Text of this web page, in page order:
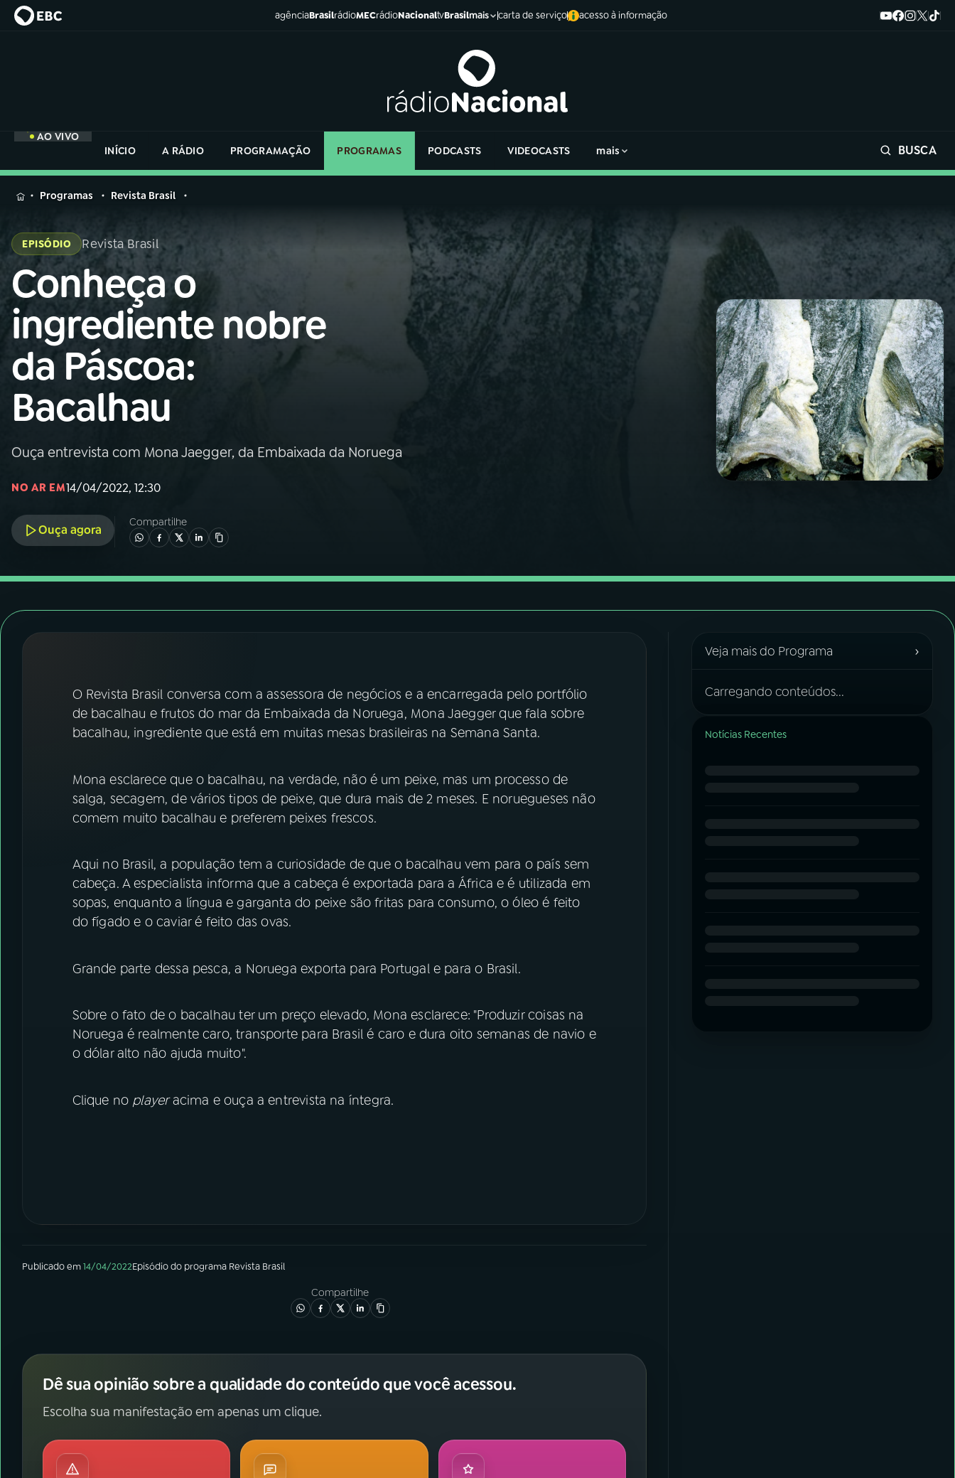
agênciaBrasilrádioMECrádioNacionaltvBrasilmais carta de serviço acesso à informação
AO VIVO
INÍCIO
A RÁDIO PROGRAMAÇÃO PROGRAMAS PODCASTS VIDEOCASTS mais BUSCA
MENU
Buscar
na
Rádio
Nacional
AO VIVO
01 INÍCIO
02 A RÁDIO
03PROGRAMAÇÃO
05PODCASTS
FESTIVAL DE MÚSICA
ACOMPANHE A RÁDIO NACIONAL
Instagram X
na
Rádio
Nacional
Programas Revista Brasil
EPISÓDIO Revista Brasil
Conheça o
ingrediente nobre
da Páscoa:
Bacalhau
Ouça entrevista com Mona Jaegger, da Embaixada da Noruega
NO AR EM14/04/2022, 12:30
Ouça agora
Compartilhe
O Revista Brasil conversa com a assessora de negócios e a encarregada pelo portfólio
de bacalhau e frutos do mar da Embaixada da Noruega, Mona Jaegger que fala sobre
bacalhau, ingrediente que está em muitas mesas brasileiras na Semana Santa.
Mona esclarece que o bacalhau, na verdade, não é um peixe, mas um processo de
salga, secagem, de vários tipos de peixe, que dura mais de 2 meses. E noruegueses não
comem muito bacalhau e preferem peixes frescos.
Aqui no Brasil, a população tem a curiosidade de que o bacalhau vem para o país sem
cabeça. A especialista informa que a cabeça é exportada para a África e é utilizada em
sopas, enquanto a língua e garganta do peixe são fritas para consumo, o óleo é feito
do fígado e o caviar é feito das ovas.
Grande parte dessa pesca, a Noruega exporta para Portugal e para o Brasil.
Sobre o fato de o bacalhau ter um preço elevado, Mona esclarece: "Produzir coisas na
Noruega é realmente caro, transporte para Brasil é caro e dura oito semanas de navio e
o dólar alto não ajuda muito".
Clique no playeracima e ouça a entrevista na íntegra.
Publicado em14/04/2022Episódiodo programa Revista Brasil
Compartilhe
Dê sua opinião sobre a qualidade do conteúdo que você acessou.
Escolha sua manifestação em apenas um clique.
Veja mais do Programa ›
Carregando conteúdos...
Notícias Recentes